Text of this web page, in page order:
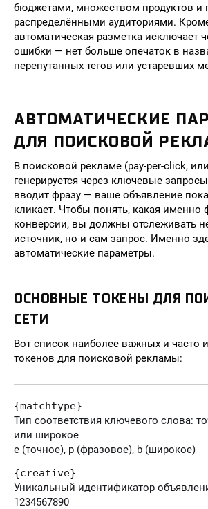
бюджетами, множеством продуктов и
распределёнными аудиториями.
автоматическая разметка исключает
ошибки — нет больше опечаток в
перепутанных тегов или устаревших
АВТОМАТИЧЕСКИЕ
ДЛЯ ПОИСКОВОЙ
В поисковой рекламе (pay-per-click,
генерируется через ключевые
вводит фразу — ваше объявление
кликает. Чтобы понять, какая именно
конверсии, вы должны отслеживать
источник, но и сам запрос. Именно
автоматические параметры.
ОСНОВНЫЕ ТОКЕНЫ ДЛЯ
СЕТИ
Вот список наиболее важных и часто
токенов для поисковой рекламы:
{matchtype}
Тип соответствия ключевого слова:
или широкое
e (точное), p (фразовое), b (широкое)
{creative}
Уникальный идентификатор
1234567890